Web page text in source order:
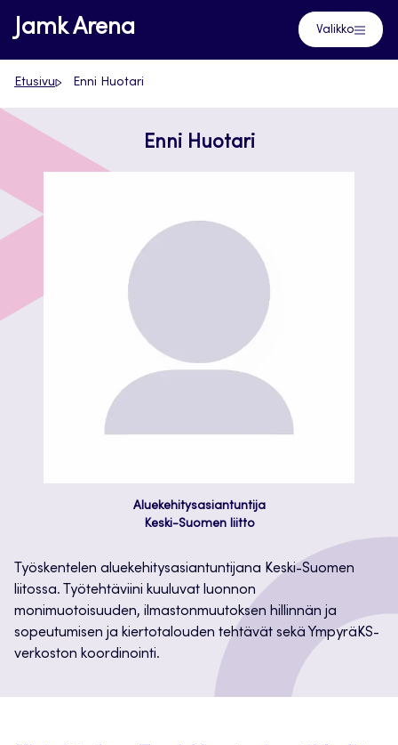
Siirry
suoraan
sisältöön
Jamk Arena Valikko
Etusivu Enni Huotari
Enni Huotari
Aluekehitysasiantuntija
Keski-Suomen liitto
Työskentelen aluekehitysasiantuntijana Keski-Suomen
liitossa. Työtehtäviini kuuluvat luonnon
monimuotoisuuden, ilmastonmuutoksen hillinnän ja
sopeutumisen ja kiertotalouden tehtävät sekä YmpyräKS-
verkoston koordinointi.